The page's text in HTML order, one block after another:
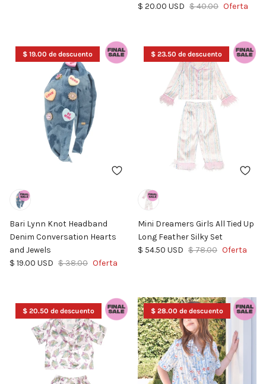
Precio de venta
$ 20.00 USD Precio normal
$ 40.00 Oferta
$ 19.00 de descuento
Bari Lynn Knot Headband
Denim Conversation Hearts
and Jewels
Precio de venta
$ 19.00 USD Precio normal
$ 38.00 Oferta
$ 23.50 de descuento
Mini Dreamers Girls All Tied Up
Long Feather Silky Set
Precio de venta
$ 54.50 USD Precio normal
$ 78.00 Oferta
$ 20.50 de descuento $ 28.00 de descuento